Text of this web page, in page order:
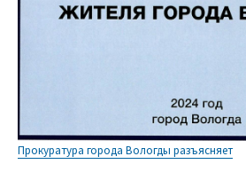
Прокуратура города Вологды разъясняет